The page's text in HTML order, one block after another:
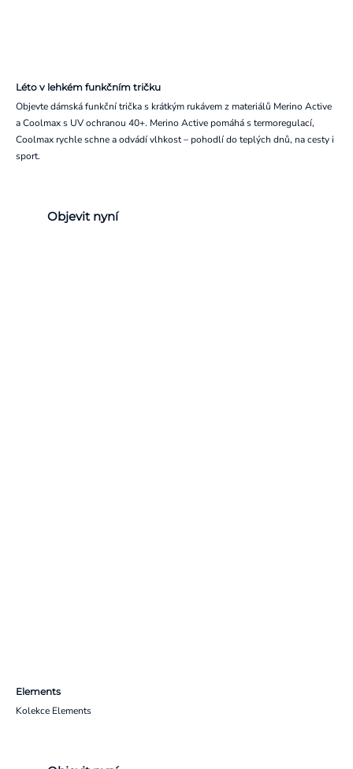
Léto v lehkém funkčním tričku
Objevte dámská funkční trička s krátkým rukávem z materiálů Merino Active
a Coolmax s UV ochranou 40+. Merino Active pomáhá s termoregulací,
Coolmax rychle schne a odvádí vlhkost – pohodlí do teplých dnů, na cesty i
sport.
Objevit nyní
Elements
Kolekce Elements